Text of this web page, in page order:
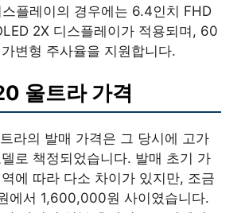
플레이의 경우에는 6.4인치 FHD
2X 디스플레이가 적용되며, 60
변형 주사율을 지원합니다.
울트라 가격
라의 발매 가격은 그 당시에 고가
로 책정되었습니다. 발매 초기 가
에 따라 다소 차이가 있지만, 조금
에서 1,600,000원 사이였습니다.